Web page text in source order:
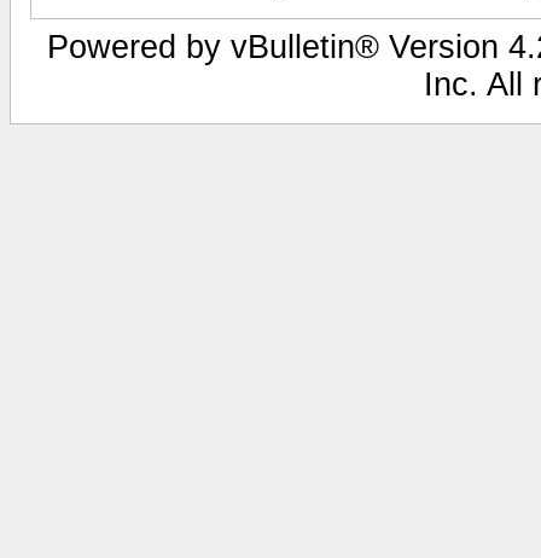
Powered by vBulletin® Version
Inc. All